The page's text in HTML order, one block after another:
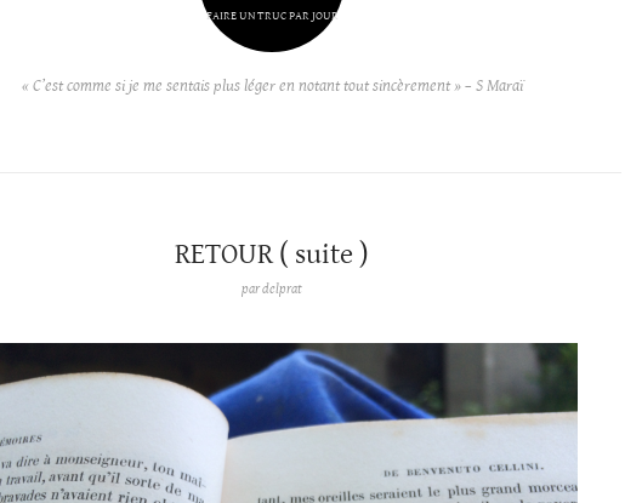
FAIRE UN TRUC PAR JOUR
« C’est comme si je me sentais plus léger en notant tout sincèrement » – S Maraï
RETOUR ( suite )
pardelprat